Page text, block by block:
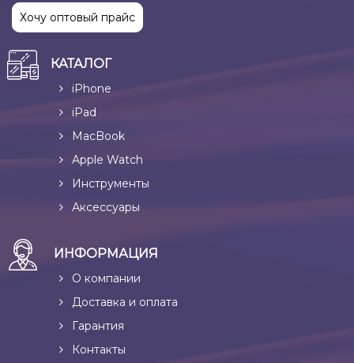
Хочу оптовый прайс
КАТАЛОГ
iPhone
iPad
MacBook
Apple Watch
Инструменты
Аксессуары
ИНФОРМАЦИЯ
О компании
Доставка и оплата
Гарантия
Контакты